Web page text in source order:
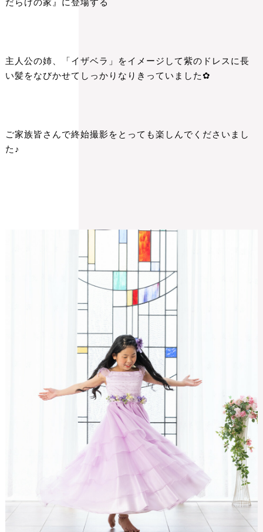
主人公の姉、「イザベラ」をイメージして紫のドレスに長
い髪をなびかせてしっかりなりきっていました✿
ご家族皆さんで終始撮影をとっても楽しんでくださいまし
た♪